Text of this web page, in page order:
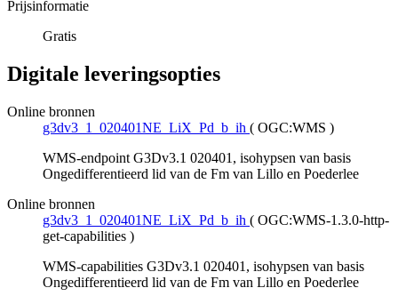
Prijsinformatie
Gratis
Digitale leveringsopties
Online bronnen
g3dv3_1_020401NE_LiX_Pd_b_ih ( OGC:WMS )
WMS-endpoint G3Dv3.1 020401, isohypsen van basis
Ongedifferentieerd lid van de Fm van Lillo en Poederlee
Online bronnen
g3dv3_1_020401NE_LiX_Pd_b_ih ( OGC:WMS-1.3.0-http-
get-capabilities )
WMS-capabilities G3Dv3.1 020401, isohypsen van basis
Ongedifferentieerd lid van de Fm van Lillo en Poederlee